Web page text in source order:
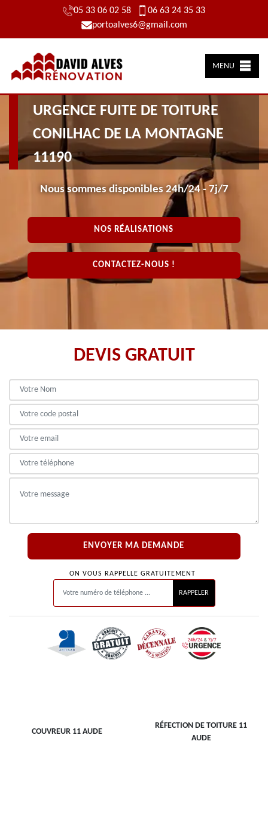
05 33 06 02 58
06 63 24 35 33
portoalves6@gmail.com
MENU
URGENCE FUITE DE TOITURE
CONILHAC DE LA MONTAGNE
11190
Nous sommes disponibles 24h/24 - 7j/7
NOS RÉALISATIONS
CONTACTEZ-NOUS !
DEVIS GRATUIT
ON VOUS RAPPELLE GRATUITEMENT
COUVREUR 11 AUDE
RÉFECTION DE TOITURE 11
AUDE